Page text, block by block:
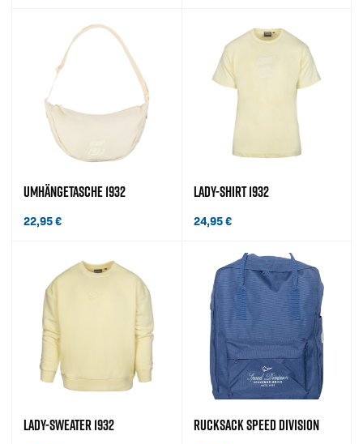
UMHÄNGETASCHE 1932
22,95€
LADY-SHIRT 1932
24,95€
LADY-SWEATER 1932 RUCKSACK SPEED DIVISION